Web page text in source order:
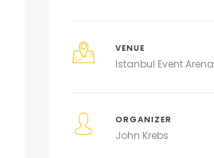
VENUE
Istanbul Event Arena
ORGANIZER
John Krebs